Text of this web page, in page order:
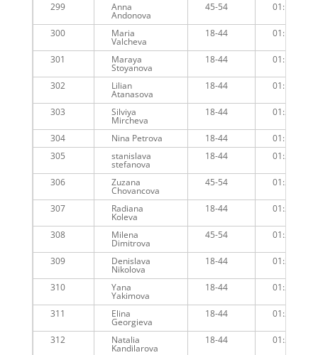
299
Anna
Andonova
45-54 01:18:26
300 Maria
Valcheva
18-44 01:18:55
301 Maraya
Stoyanova
18-44 01:19:11
302 Lilian
Atanasova
18-44 01:19:06
303 Silviya
Mircheva
18-44 01:20:23
304 Nina Petrova 18-44
01:19:42
305
stanislava
stefanova
18-44 01:21:07
306 Zuzana
Chovancova
45-54 01:20:53
307 Radiana
Koleva
18-44 01:20:50
308 Milena
Dimitrova
45-54 01:20:11
309 Denislava
Nikolova
18-44 01:21:07
310 Yana
Yakimova
18-44 01:21:14
311 Elina
Georgieva
18-44 01:21:30
312 Natalia
Kandilarova
18-44 01:21:30